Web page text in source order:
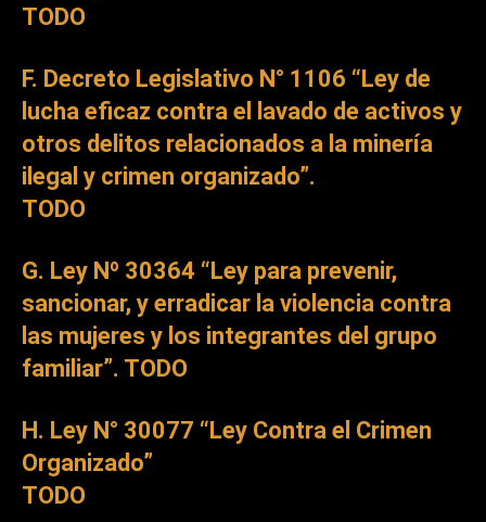
TODO
F. Decreto Legislativo N° 1106 “Ley de
lucha eficaz contra el lavado de activos y
otros delitos relacionados a la minería
ilegal y crimen organizado”.
TODO
G. Ley Nº 30364 “Ley para prevenir,
sancionar, y erradicar la violencia contra
las mujeres y los integrantes del grupo
familiar”. TODO
H. Ley N° 30077 “Ley Contra el Crimen
Organizado”
TODO